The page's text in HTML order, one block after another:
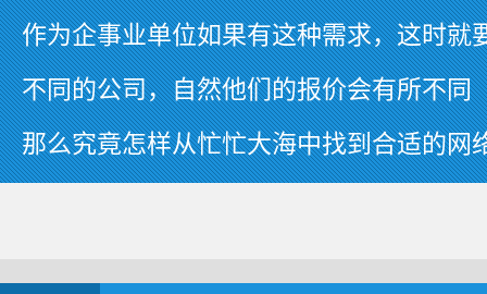
作为企事业单位如果有这种需求，这时就
不同的公司，自然他们的报价会有所不同
那么究竟怎样从忙忙大海中找到合适的网